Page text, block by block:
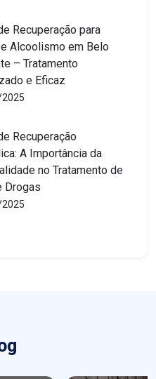
Recuperação para
Alcoolismo em Belo
– Tratamento
e Eficaz
Recuperação
A Importância da
no Tratamento de
Drogas